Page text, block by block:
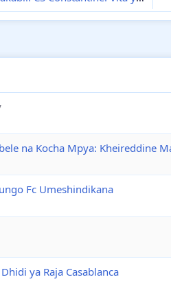
na Kocha Mpya: Kheireddine
Fc Umeshindikana
ya Raja Casablanca